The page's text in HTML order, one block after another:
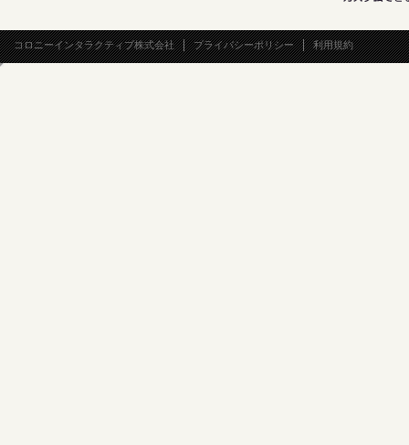
コロニーインタラクティブ株式会社 プライバシーポリシー 利用規約